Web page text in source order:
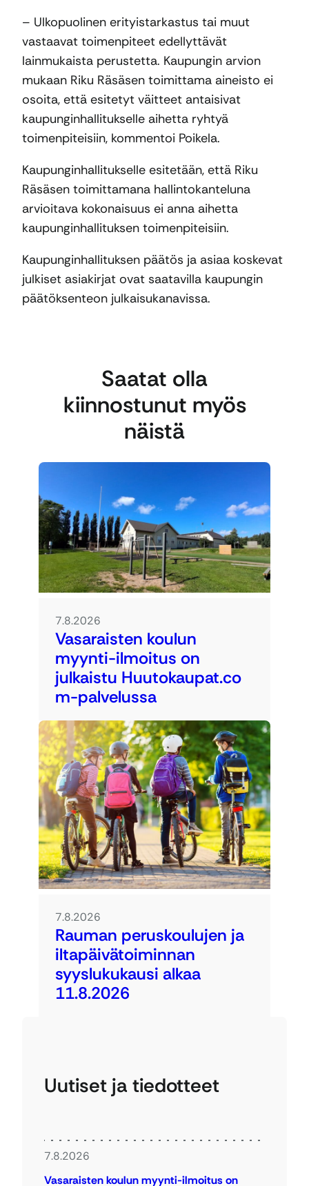
– Ulkopuolinen erityistarkastus tai muut
vastaavat toimenpiteet edellyttävät
lainmukaista perustetta. Kaupungin arvion
mukaan Riku Räsäsen toimittama aineisto ei
osoita, että esitetyt väitteet antaisivat
kaupunginhallitukselle aihetta ryhtyä
toimenpiteisiin, kommentoi Poikela.
Kaupunginhallitukselle esitetään, että Riku
Räsäsen toimittamana hallintokanteluna
arvioitava kokonaisuus ei anna aihetta
kaupunginhallituksen toimenpiteisiin.
Kaupunginhallituksen päätös ja asiaa koskevat
julkiset asiakirjat ovat saatavilla kaupungin
päätöksenteon julkaisukanavissa.
Saatat olla
kiinnostunut myös
näistä
7.8.2026
Vasaraisten koulun
myynti-ilmoitus on
julkaistu Huutokaupat.co
m-palvelussa
7.8.2026
Rauman peruskoulujen ja
iltapäivätoiminnan
syyslukukausi alkaa
11.8.2026
Uutiset ja tiedotteet
7.8.2026
Vasaraisten koulun myynti-ilmoitus on